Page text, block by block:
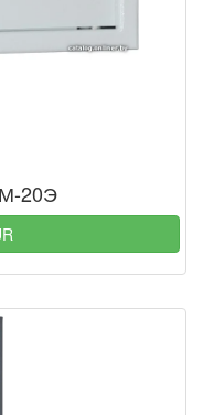
20Э